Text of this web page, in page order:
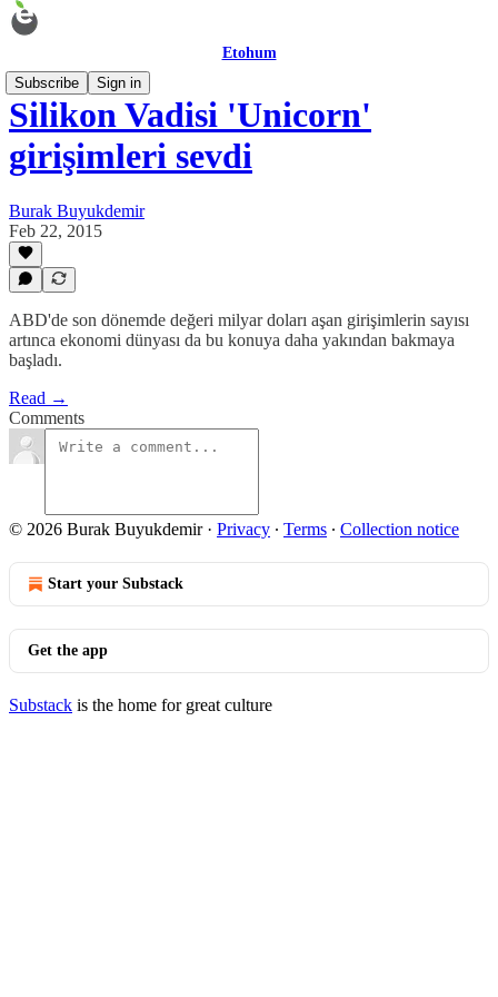
Etohum
Subscribe
Sign in
Silikon Vadisi 'Unicorn'
girişimleri sevdi
Burak Buyukdemir
Feb 22, 2015
ABD'de son dönemde değeri milyar doları aşan girişimlerin sayısı
artınca ekonomi dünyası da bu konuya daha yakından bakmaya
başladı.
Read →
Comments
© 2026 Burak Buyukdemir· Privacy ∙ Terms ∙ Collection notice
Start your Substack
Get the app
Substack is the home for great culture